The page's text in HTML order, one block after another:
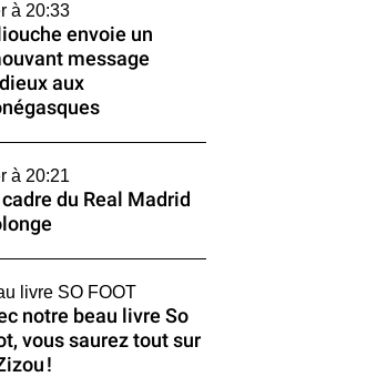
à 20:33
envoie un
message
aux
à 20:21
cadre du Real Madrid
livre SO FOOT
notre beau livre So
vous saurez tout sur
!